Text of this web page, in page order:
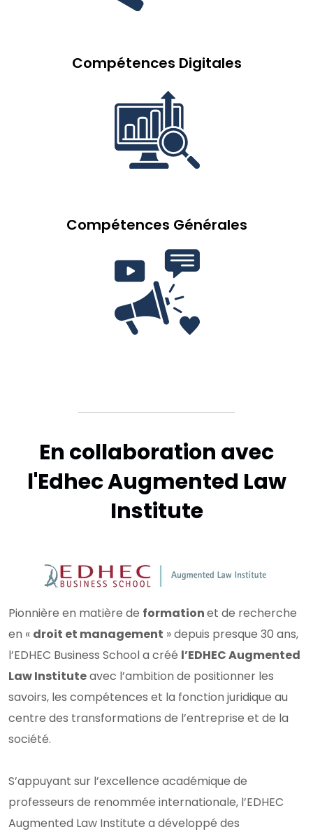
Compétences Digitales
Compétences Générales
En collaboration avec
l'Edhec Augmented Law
Institute
Pionnière en matière de formationet de recherche
en « droit et management » depuis presque 30 ans,
l’EDHEC Business School a créé l’EDHEC Augmented
Law Instituteavec l’ambition de positionner les
savoirs, les compétences et la fonction juridique au
centre des transformations de l’entreprise et de la
société.
S’appuyant sur l’excellence académique de
professeurs de renommée internationale, l’EDHEC
Augmented Law Institute a développé des